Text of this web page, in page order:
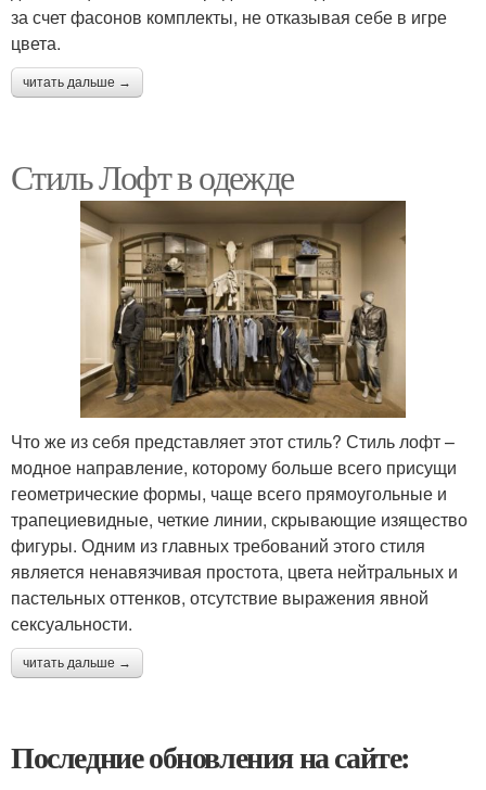
за счет фасонов комплекты, не отказывая себе в игре
цвета.
читать дальше →
Стиль Лофт в одежде
Что же из себя представляет этот стиль? Стиль лофт –
модное направление, которому больше всего присущи
геометрические формы, чаще всего прямоугольные и
трапециевидные, четкие линии, скрывающие изящество
фигуры. Одним из главных требований этого стиля
является ненавязчивая простота, цвета нейтральных и
пастельных оттенков, отсутствие выражения явной
сексуальности.
читать дальше →
Последние обновления на сайте: